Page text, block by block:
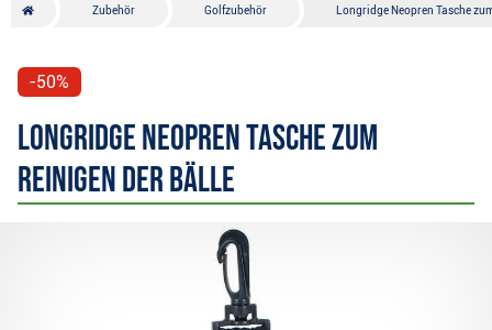
Zubehör Golfzubehör Longridge Neopren Tasche
-50%
Longridge Neopren Tasche zum
Reinigen der Bälle